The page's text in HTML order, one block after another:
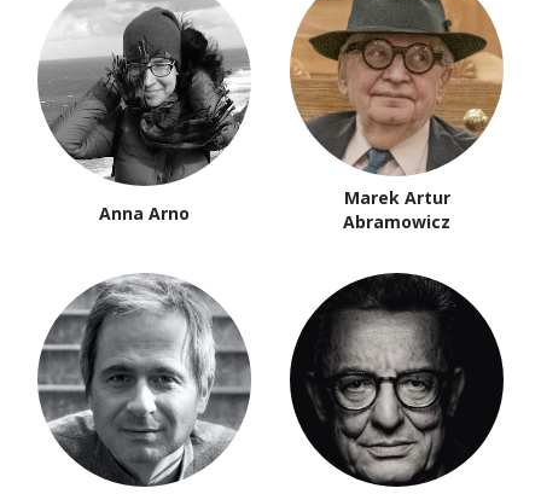
Anna Arno
Marek Artur
Abramowicz